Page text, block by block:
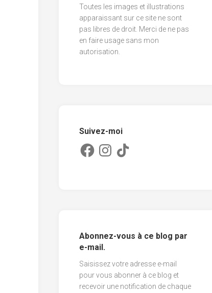
Toutes les images et illustrations
apparaissant sur ce site ne sont
pas libres de droit. Merci de ne pas
en faire usage sans mon
autorisation.
Suivez-moi
FacebookInstagram
TikTok
Abonnez-vous à ce blog par
e-mail.
Saisissez votre adresse e-mail
pour vous abonner à ce blog et
recevoir une notification de chaque